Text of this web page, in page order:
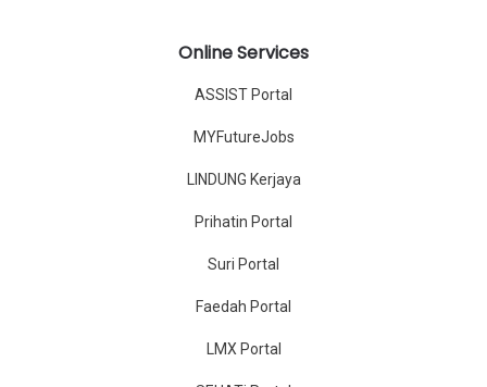
Online Services
ASSIST Portal
MYFutureJobs
LINDUNG Kerjaya
Prihatin Portal
Suri Portal
Faedah Portal
LMX Portal